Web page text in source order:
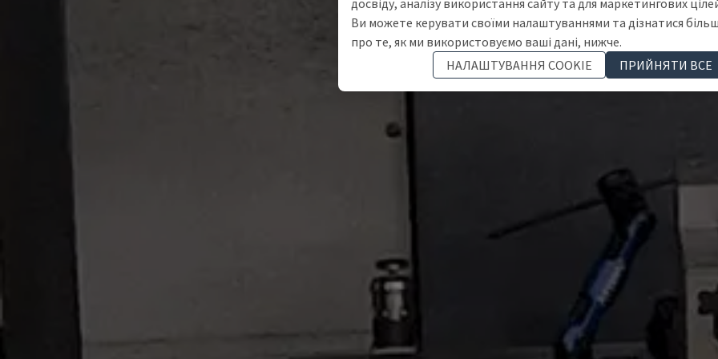
досвіду, аналізу використання сайту та для маркетингових
Ви можете керувати своїми налаштуваннями та дізнатися
про те, як ми використовуємо ваші дані, нижче.
НАЛАШТУВАННЯ COOKIE
ПРИЙНЯТИ ВСЕ